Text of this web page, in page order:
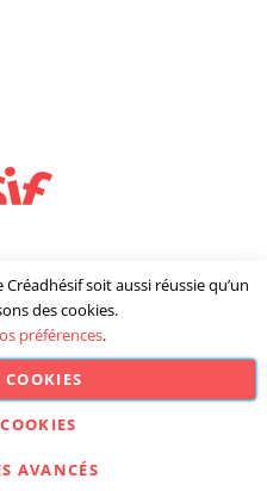
soit aussi réussie qu’un
des cookies.
préférences.
COOKIES
AVANCÉS